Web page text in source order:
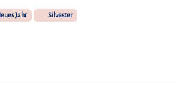
Jahr Silvester